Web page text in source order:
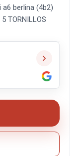
berlina (4b2)
TORNILLOS